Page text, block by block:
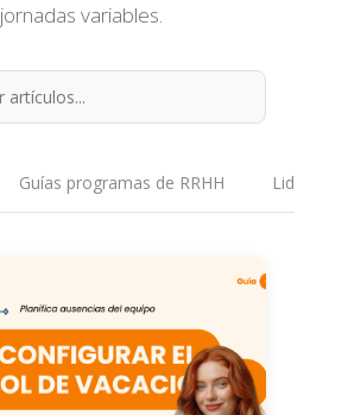
jornadas variables.
Guías programas de RRHH Liderazgo